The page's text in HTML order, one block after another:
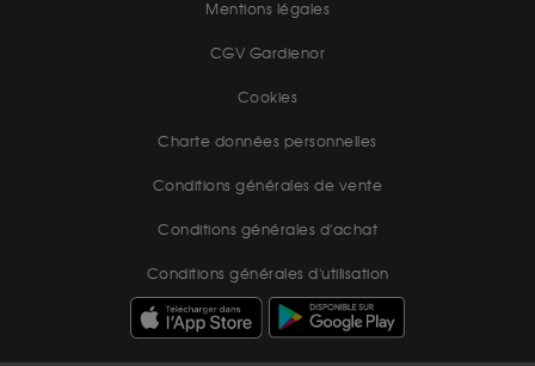
Mentions légales
CGV Gardienor
Cookies
Charte données personnelles
Conditions générales de vente
Conditions générales d'achat
Conditions générales d'utilisation